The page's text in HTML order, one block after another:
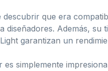
que era
Además,
garantizan un
es simplemente